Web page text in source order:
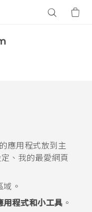
應用程式放到主
、我的最愛網頁
。
用程式和小工具 。